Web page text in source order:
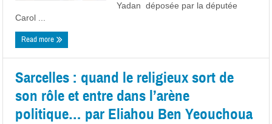
Yadan déposée par la députée
Carol ...
Read more
Sarcelles : quand le religieux sort de
son rôle et entre dans l’arène
politique… par Eliahou Ben Yeouchoua